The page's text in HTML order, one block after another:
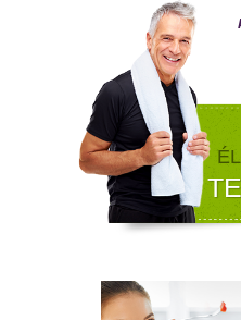
Amikor a
emelkedik,
rendszere